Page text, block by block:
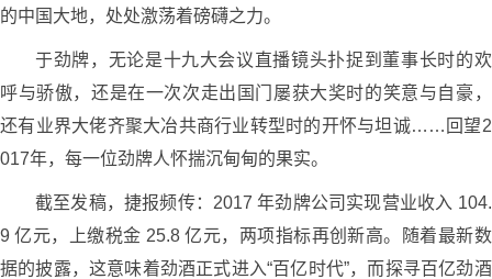
的中国大地，处处激荡着磅礴之力。
于劲牌，无论是十九大会议直播镜头扑捉到董事长时的欢
呼与骄傲，还是在一次次走出国门屡获大奖时的笑意与自豪，
还有业界大佬齐聚大冶共商行业转型时的开怀与坦诚……回望2
017年，每一位劲牌人怀揣沉甸甸的果实。
截至发稿，捷报频传：2017 年劲牌公司实现营业收入 104.
9 亿元，上缴税金 25.8 亿元，两项指标再创新高。随着最新数
据的披露，这意味着劲酒正式进入“百亿时代”，而探寻百亿劲酒